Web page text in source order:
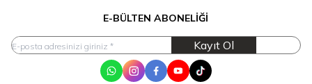
E-BÜLTEN ABONELIĞI
Kayıt Ol
WhatsApp
InstagramFacebook
YoutubeTik Tok